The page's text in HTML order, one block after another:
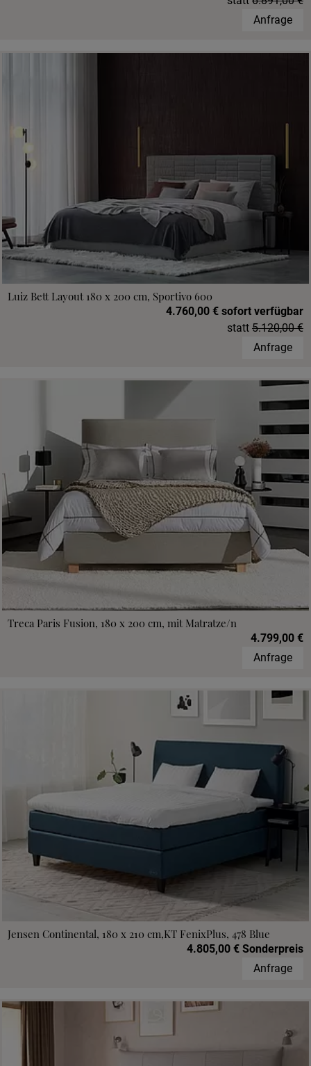
Anfrage
Luiz Bett Layout 180 x 200 cm, Sportivo 600
4.760,00 € sofort verfügbar
statt 5.120,00 €
Anfrage
Treca Paris Fusion, 180 x 200 cm, mit Matratze/n
4.799,00 €
Anfrage
Jensen Continental, 180 x 210 cm,KT FenixPlus, 478 Blue
4.805,00 € Sonderpreis
Anfrage